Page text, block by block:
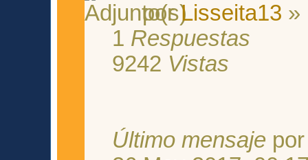
porLisseita13 »
1 Respuestas
9242 Vistas
Último mensaje